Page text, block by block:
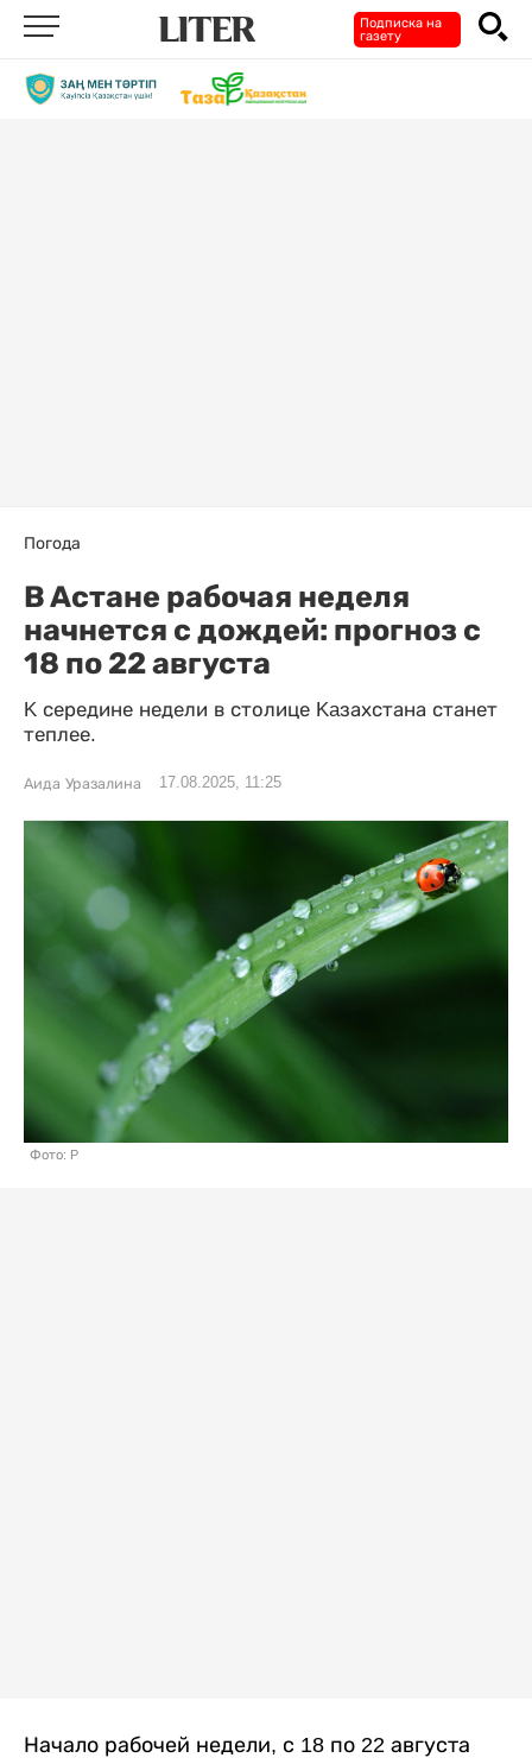
Подписка на
газету
Погода
B Acтане рабочая неделя
начнется с дождей: прогноз с
18 по 22 августа
K середине недели в столице Kaзахстана станет
теплее.
Аида Уразалина 17.08.2025, 11:25
Фото: P
Начало рабочей недели, с 18 по 22 августа